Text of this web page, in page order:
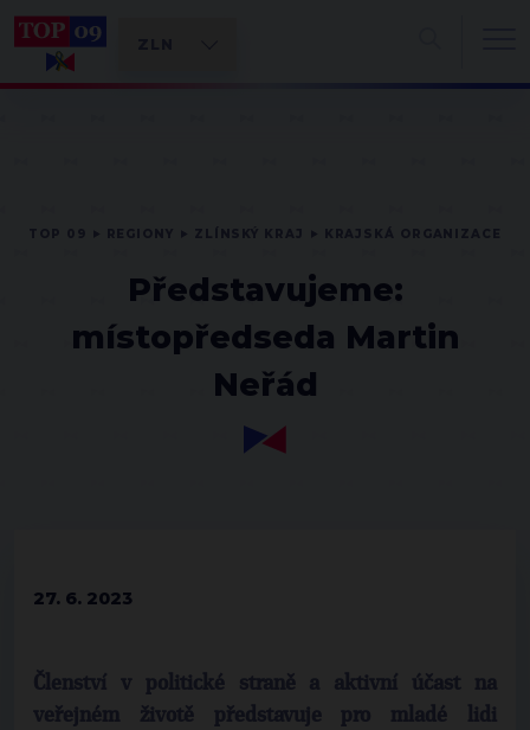
Představujeme:
místopředseda Martin
Neřád
27. 6. 2023
Členství v politické straně a aktivní účast na
veřejném životě představuje pro mladé lidi